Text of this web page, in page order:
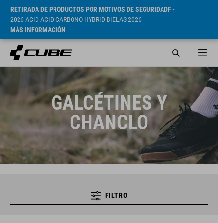
RETIRADA DE PRODUCTOS POR MOTIVOS DE SEGURIDADF-
2026 ACID ACID CARBONO HYBRID BIELAS 2026
MÁS INFORMACIÓN
GALCÉTINES Y
CHANCLO
FILTRO